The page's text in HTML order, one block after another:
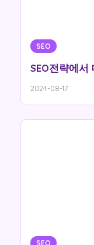
SEO
SEO전략에서
2024-08-17
SEO